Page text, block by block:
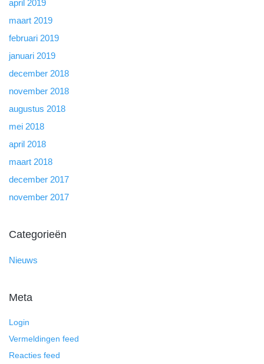
april 2019
maart 2019
februari 2019
januari 2019
december 2018
november 2018
augustus 2018
mei 2018
april 2018
maart 2018
december 2017
november 2017
Categorieën
Nieuws
Meta
Login
Vermeldingen feed
Reacties feed